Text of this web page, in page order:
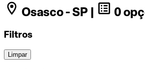
Osasco - SP | 0
Filtros
Limpar